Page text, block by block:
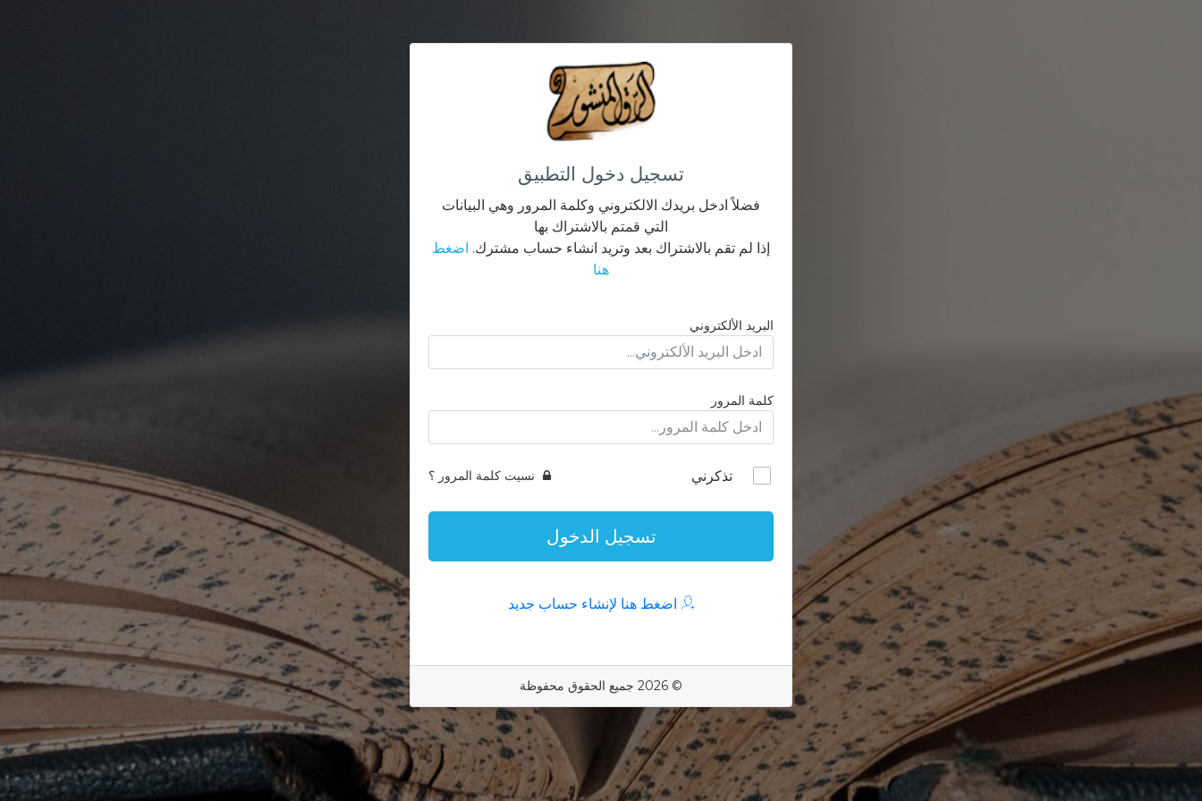
تسجيل دخول التطبيق
فضلاً ادخل بريدك الالكتروني وكلمة المرور وهي البيانات
التي قمتم بالاشتراك بها
إذا لم تقم بالاشتراك بعد وتريد انشاء حساب مشترك. اضغط
هنا
البريد الألكتروني
كلمة المرور
تذكرني نسيت كلمة المرور ؟
تسجيل الدخول
اضغط هنا لإنشاء حساب جديد
© 2026 جميع الحقوق محفوظة